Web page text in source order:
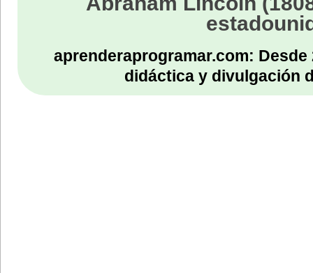
aprenderaprogramar.com:
didáctica y divulgación